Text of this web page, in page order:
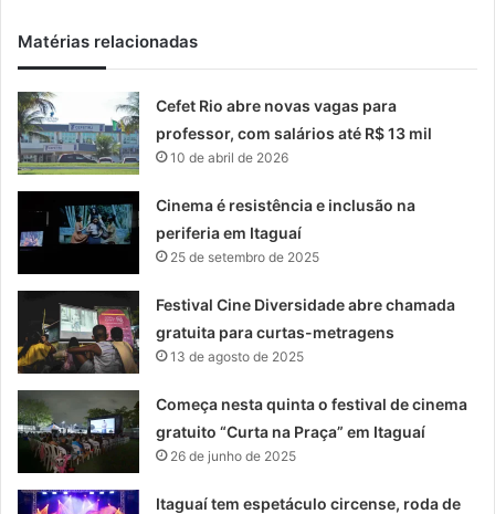
Matérias relacionadas
Cefet Rio abre novas vagas para
professor, com salários até R$ 13 mil
10 de abril de 2026
Cinema é resistência e inclusão na
periferia em Itaguaí
25 de setembro de 2025
Festival Cine Diversidade abre chamada
gratuita para curtas-metragens
13 de agosto de 2025
Começa nesta quinta o festival de cinema
gratuito “Curta na Praça” em Itaguaí
26 de junho de 2025
Itaguaí tem espetáculo circense, roda de